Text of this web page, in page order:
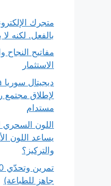
متجرك
بالفعل. لكنه
مفاتيح النجاح
الاستثمار
لإطلاق مجتمع
مستدام
اللون السحري
يساعد اللون
والتركيز؟
جاهز للطباعة)